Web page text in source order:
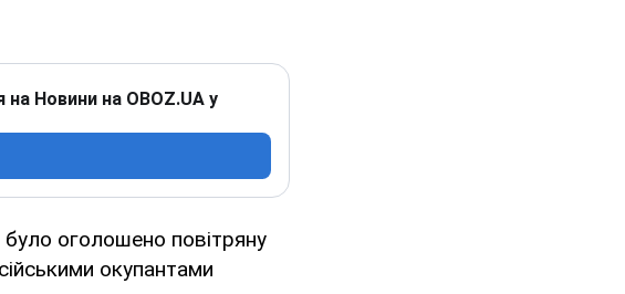
Новини на OBOZ.UA у
було оголошено повітряну
окупантами